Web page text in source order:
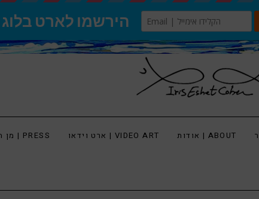
מן העיתונות | PRESS ארט וידאו | VIDEO ART אודות | ABOUT